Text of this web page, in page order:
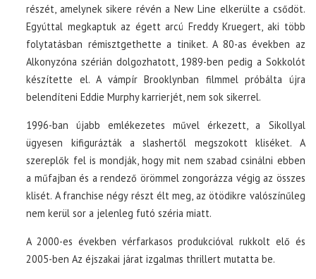
részét, amelynek sikere révén a New Line elkerülte a csődöt.
Egyúttal megkaptuk az égett arcú Freddy Kruegert, aki több
folytatásban rémisztgethette a tiniket. A 80-as években az
Alkonyzóna szérián dolgozhatott, 1989-ben pedig a Sokkolót
készítette el. A vámpír Brooklynban filmmel próbálta újra
belendíteni Eddie Murphy karrierjét, nem sok sikerrel.
1996-ban újabb emlékezetes művel érkezett, a Sikollyal
ügyesen kifigurázták a slashertől megszokott kliséket. A
szereplők fel is mondják, hogy mit nem szabad csinálni ebben
a műfajban és a rendező örömmel zongorázza végig az összes
klisét. A franchise négy részt élt meg, az ötödikre valószínűleg
nem kerül sor a jelenleg futó széria miatt.
A 2000-es években vérfarkasos produkcióval rukkolt elő és
2005-ben Az éjszakai járat izgalmas thrillert mutatta be.